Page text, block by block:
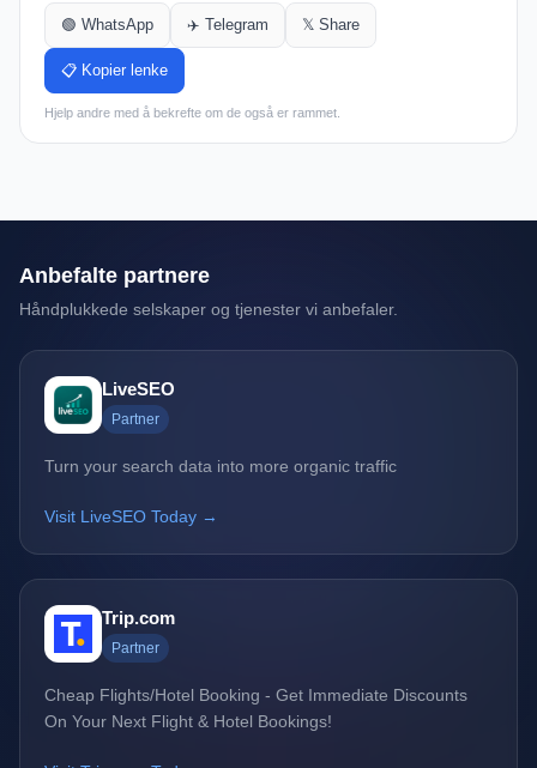
🟢 WhatsApp ✈️ Telegram 𝕏 Share
📋 Kopier lenke
Hjelp andre med å bekrefte om de også er rammet.
Anbefalte partnere
Håndplukkede selskaper og tjenester vi anbefaler.
LiveSEO
Partner
Turn your search data into more organic traffic
Visit LiveSEO Today →
Trip.com
Partner
Cheap Flights/Hotel Booking - Get Immediate Discounts
On Your Next Flight & Hotel Bookings!